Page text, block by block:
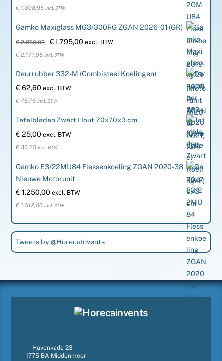
€ 1.808,95 incl. BTW
Gamko Maxiglass MG3/300RG ZGAN 2026-01 (GR)
€2.860,00
Oorspronkelijke
prijs
€ 2.860,00.
€ 1.795,00 Huidige
€ 1.795,00.
excl. BTW
€ 2.171,95 incl. BTW
Deurrubber 332-M (Combisteel Koelingen)
€ 62,60 excl. BTW
€ 75,75 incl. BTW
Tafelbladen Zwart Hout 70x70x3 cm
€ 25,00 excl. BTW
€ 30,25 incl. BTW
Gamko E3/22MU84 Flessenkoeling ZGAN 2020-38
Nieuwe Motorunit
€ 1.250,00 excl. BTW
€ 1.512,50 incl. BTW
Tweets by @HorecaInvents
Havenkade 23
1775 BA Middenmeer